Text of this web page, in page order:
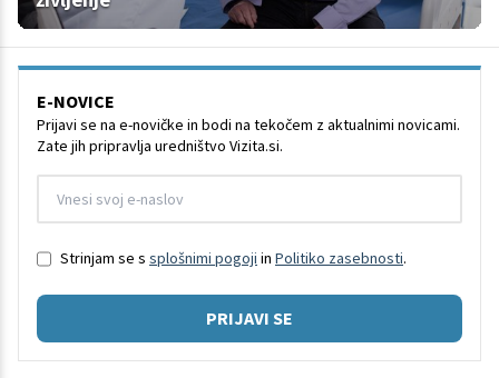
E-NOVICE
Prijavi se na e-novičke in bodi na tekočem z aktualnimi novicami.
Zate jih pripravlja uredništvo Vizita.si.
Strinjam se s splošnimi pogoji in Politiko zasebnosti.
PRIJAVI SE